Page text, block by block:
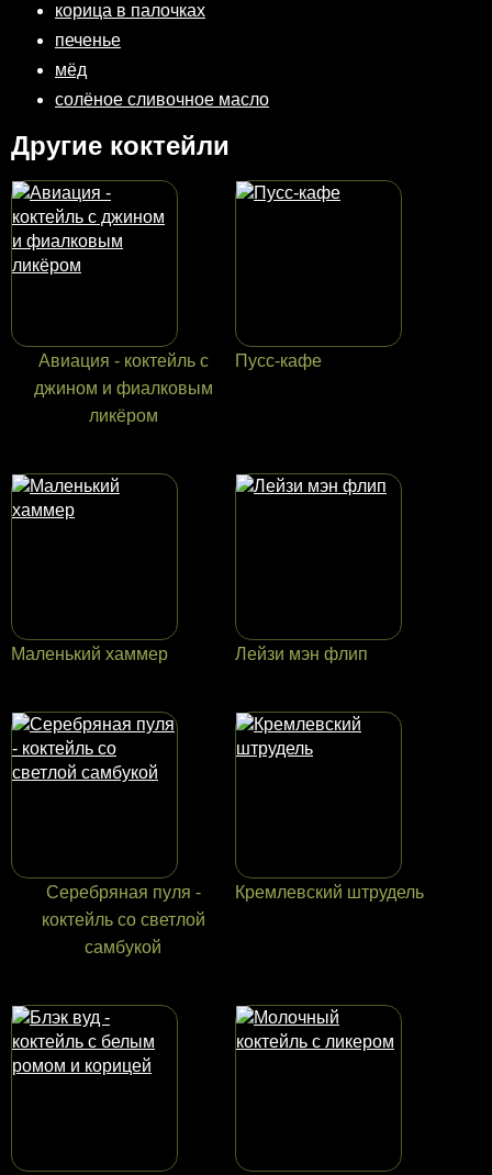
корица в палочках
печенье
мёд
солёное сливочное масло
Другие коктейли
Авиация - коктейль с
джином и фиалковым
ликёром
Пусс-кафе
Маленький хаммер Лейзи мэн флип
Серебряная пуля -
коктейль со светлой
самбукой
Кремлевский штрудель